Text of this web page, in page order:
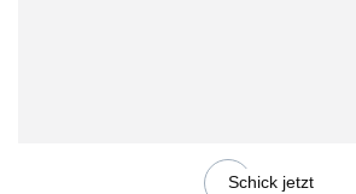
Schick jetzt